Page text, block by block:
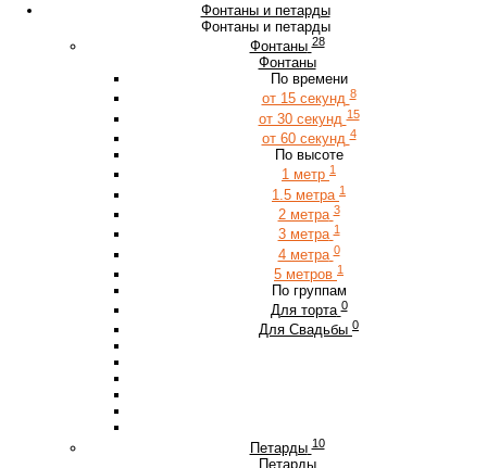
Фонтаны и петарды
Фонтаны и петарды
Фонтаны 28
Фонтаны
По времени
от 15 секунд 8
от 30 секунд 15
от 60 секунд 4
По высоте
1 метр 1
1.5 метра 1
2 метра 3
3 метра 1
4 метра 0
5 метров 1
По группам
Для торта 0
Для Свадьбы 0
Петарды 10
Петарды